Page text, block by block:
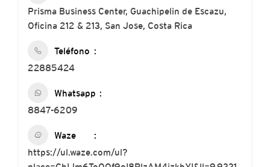
Prisma Business Center, Guachipelin de Escazu,
Oficina 212 & 213, San Jose, Costa Rica
Teléfono
22885424
Whatsapp
8847-6209
Waze
https://ul.waze.com/ul?